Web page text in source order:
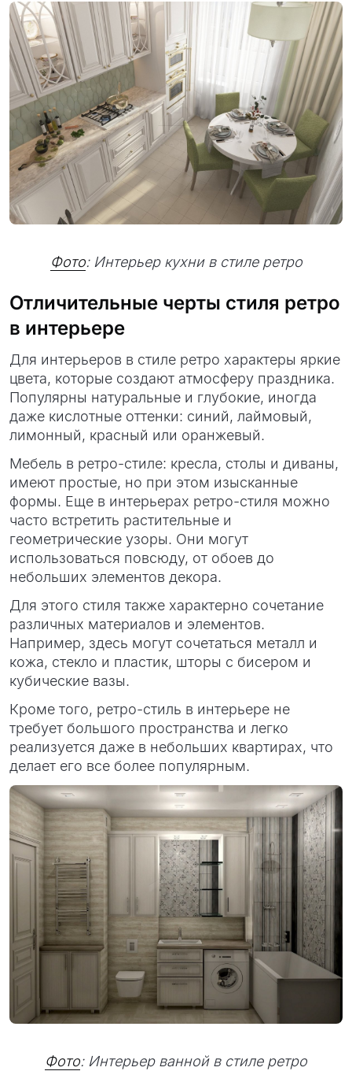
Фото: Интерьер кухни в стиле ретро
Отличительные черты стиля ретро
в интерьере
Для интерьеров в стиле ретро характеры яркие
цвета, которые создают атмосферу праздника.
Популярны натуральные и глубокие, иногда
даже кислотные оттенки: синий, лаймовый,
лимонный, красный или оранжевый.
Мебель в ретро-стиле: кресла, столы и диваны,
имеют простые, но при этом изысканные
формы. Еще в интерьерах ретро-стиля можно
часто встретить растительные и
геометрические узоры. Они могут
использоваться повсюду, от обоев до
небольших элементов декора.
Для этого стиля также характерно сочетание
различных материалов и элементов.
Например, здесь могут сочетаться металл и
кожа, стекло и пластик, шторы с бисером и
кубические вазы.
Кроме того, ретро-стиль в интерьере не
требует большого пространства и легко
реализуется даже в небольших квартирах, что
делает его все более популярным.
Фото: Интерьер ванной в стиле ретро